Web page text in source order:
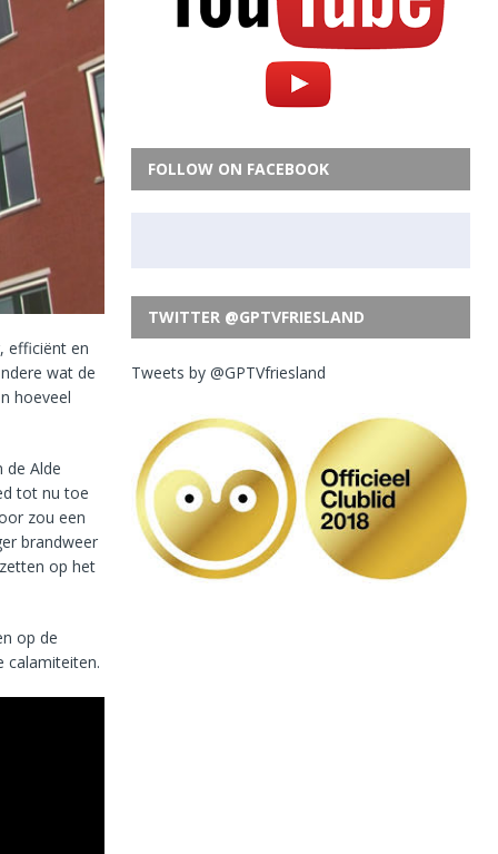
efficiënt en
wat de
hoeveel
de Alde
tot nu toe
zou een
brandweer
op het
op de
calamiteiten.
FOLLOW ON FACEBOOK
TWITTER @GPTVFRIESLAND
Tweets by @GPTVfriesland